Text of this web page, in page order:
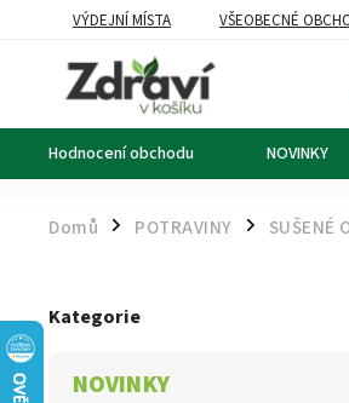
VÝDEJNÍ MÍSTA VŠEOBECNÉ
OZNÁMENÍ O ODSTOUPENÍ OD KUPNÍ
Hodnocení obchodu NOVINKY
Domů / POTRAVINY / SUŠENÉ
Kategorie
NOVINKY